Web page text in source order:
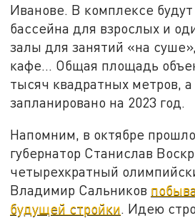
Иванове. В комплексе
бассейна для взрослых и
залы для занятий «на
кафе... Общая площадь
тысяч квадратных метров,
запланировано на 2023 год.
Напомним, в октябре
губернатор Станислав
четырехкратный
Владимир Сальников
будущей стройки. Идею